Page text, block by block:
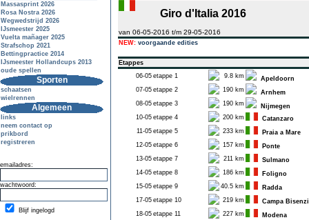
Massasprint 2026
Rosa Nostra 2026
Wegwedstrijd 2026
IJsmeester 2025
Vuelta mañager 2025
Strafschop 2021
Bettingpractice 2014
IJsmeester Hollandcups 2013
oude spellen
Sporten
schaatsen
wielrennen
Algemeen
links
neem contact op
prikbord
registreren
emailadres:
wachtwoord:
Blijf ingelogd
Giro d'Italia 2016
van 06-05-2016 t/m 29-05-2016
NEW: voorgaande edities
Etappes
06-05 etappe 1 9.8 km
Apeldoorn
07-05 etappe 2 190 km
Arnhem
08-05 etappe 3 190 km
Nijmegen
10-05 etappe 4 200 km
Catanzaro
11-05 etappe 5 233 km
Praia a Mare
12-05 etappe 6 157 km
Ponte
13-05 etappe 7 211 km
Sulmano
14-05 etappe 8 186 km
Foligno
15-05 etappe 9 40.5 km
Radda
17-05 etappe 10 219 km
Campa
18-05 etappe 11 227 km
Modena